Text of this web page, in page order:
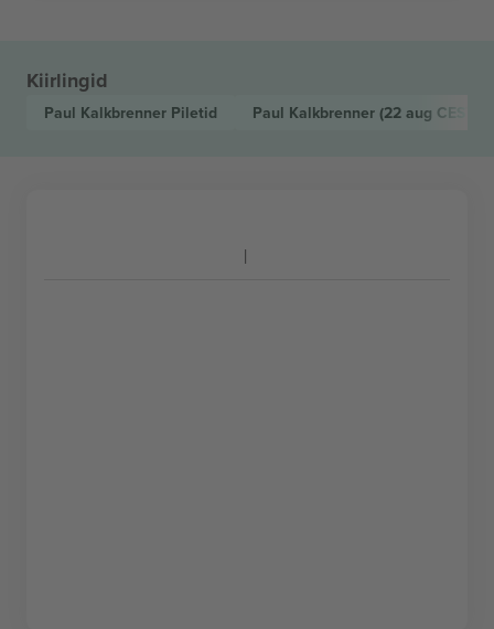
Kiirlingid
Paul Kalkbrenner Piletid Paul Kalkbrenner (22 aug CEST,